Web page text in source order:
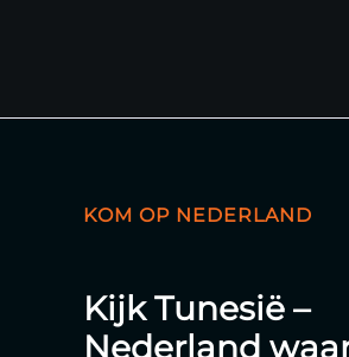
KOM OP NEDERLAND
Kijk Tunesië –
Nederland